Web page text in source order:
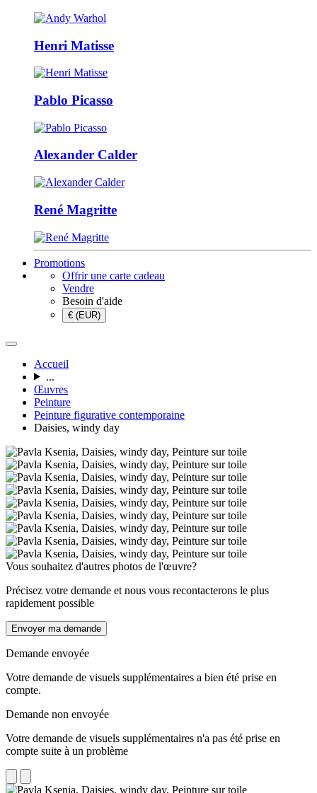
Henri Matisse
Pablo Picasso
Alexander Calder
René Magritte
Promotions
Offrir une carte cadeau
Vendre
Besoin d'aide
€ (EUR)
Accueil
...
Œuvres
Peinture
Peinture figurative contemporaine
Daisies, windy day
Vous souhaitez d'autres photos de l'œuvre?
Précisez votre demande et nous vous recontacterons le plus
rapidement possible
Envoyer ma demande
Demande envoyée
Votre demande de visuels supplémentaires a bien été prise en
compte.
Demande non envoyée
Votre demande de visuels supplémentaires n'a pas été prise en
compte suite à un problème